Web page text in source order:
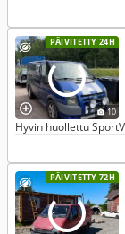
PÄIVITETTY 24H
10
Hyvin huollettu
PÄIVITETTY 72H